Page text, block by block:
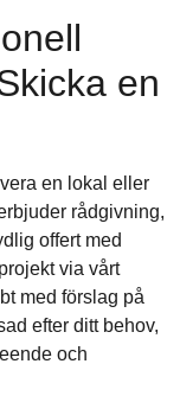
en
en lokal eller
rådgivning,
offert med
via vårt
med förslag på
efter ditt behov,
och